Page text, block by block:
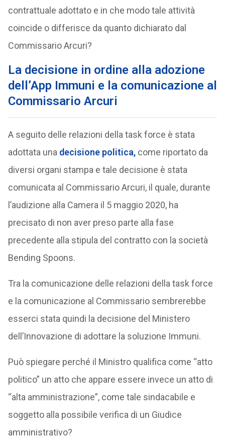
contrattuale adottato e in che modo tale attività
coincide o differisce da quanto dichiarato dal
Commissario Arcuri?
La decisione in ordine alla adozione
dell’App Immuni e la comunicazione al
Commissario Arcuri
A seguito delle relazioni della task force è stata
adottata una decisione politica, come riportato da
diversi organi stampa e tale decisione è stata
comunicata al Commissario Arcuri, il quale, durante
l’audizione alla Camera il 5 maggio 2020, ha
precisato di non aver preso parte alla fase
precedente alla stipula del contratto con la società
Bending Spoons.
Tra la comunicazione delle relazioni della task force
e la comunicazione al Commissario sembrerebbe
esserci stata quindi la decisione del Ministero
dell’Innovazione di adottare la soluzione Immuni.
Può spiegare perché il Ministro qualifica come “atto
politico” un atto che appare essere invece un atto di
“alta amministrazione”, come tale sindacabile e
soggetto alla possibile verifica di un Giudice
amministrativo?